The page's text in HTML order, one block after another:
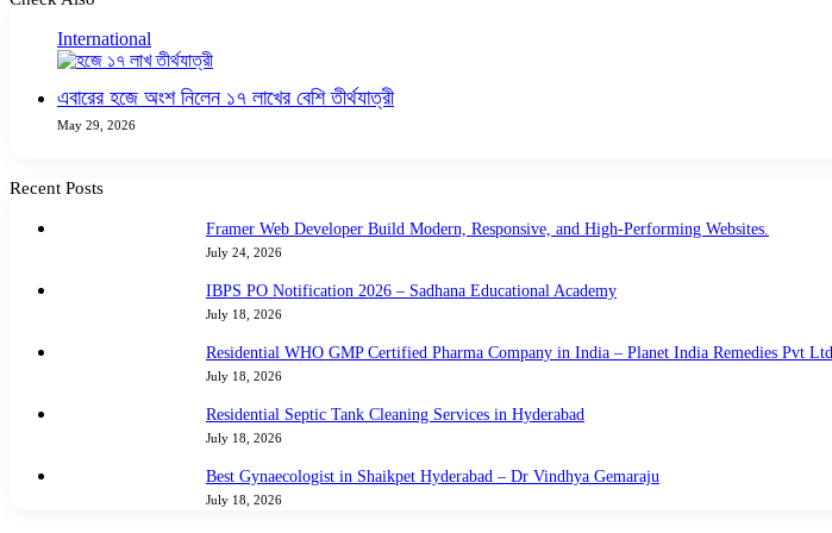
International
এবারের হজে অংশ নিলেন ১৭ লাখের বেশি তীর্থযাত্রী
May 29, 2026
Recent Posts
Framer Web Developer Build Modern, Responsive, and High-Performing Websites.
July 24, 2026
IBPS PO Notification 2026 – Sadhana Educational Academy
July 18, 2026
Residential WHO GMP Certified Pharma Company in India – Planet India Remedies Pvt Ltd
July 18, 2026
Residential Septic Tank Cleaning Services in Hyderabad
July 18, 2026
Best Gynaecologist in Shaikpet Hyderabad – Dr Vindhya Gemaraju
July 18, 2026